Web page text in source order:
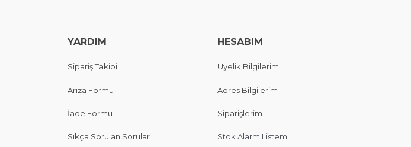
YARDIM
Sipariş Takibi
Arıza Formu
İade Formu
Sıkça Sorulan Sorular
HESABIM
Üyelik Bilgilerim
Adres Bilgilerim
Siparişlerim
Stok Alarm Listem